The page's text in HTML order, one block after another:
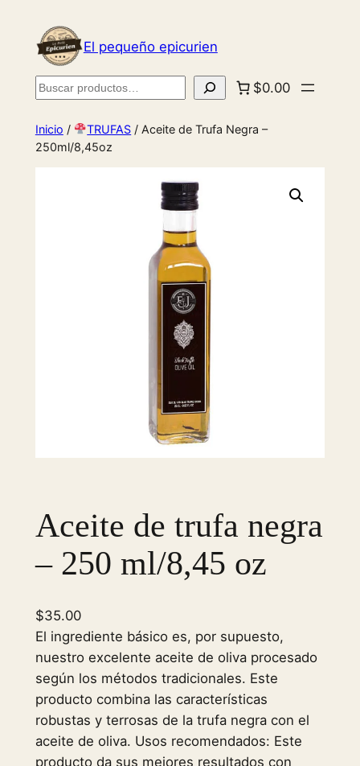
El pequeño epicurien
Buscar $0.00
Inicio / TRUFAS / Aceite de Trufa Negra –
250ml/8,45oz
Aceite de trufa negra
– 250 ml/8,45 oz
$35.00
El ingrediente básico es, por supuesto,
nuestro excelente aceite de oliva procesado
según los métodos tradicionales. Este
producto combina las características
robustas y terrosas de la trufa negra con el
aceite de oliva. Usos recomendados: Este
producto da sus mejores resultados con